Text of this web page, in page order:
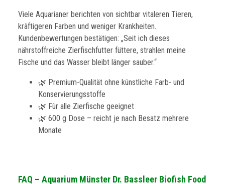
Viele Aquarianer berichten von sichtbar vitaleren Tieren,
kräftigeren Farben und weniger Krankheiten.
Kundenbewertungen bestätigen: „Seit ich dieses
nährstoffreiche Zierfischfutter füttere, strahlen meine
Fische und das Wasser bleibt länger sauber.“
🌿 Premium-Qualität ohne künstliche Farb- und
Konservierungsstoffe
🌿 Für alle Zierfische geeignet
🌿 600 g Dose – reicht je nach Besatz mehrere
Monate
FAQ – Aquarium Münster Dr. Bassleer Biofish Food